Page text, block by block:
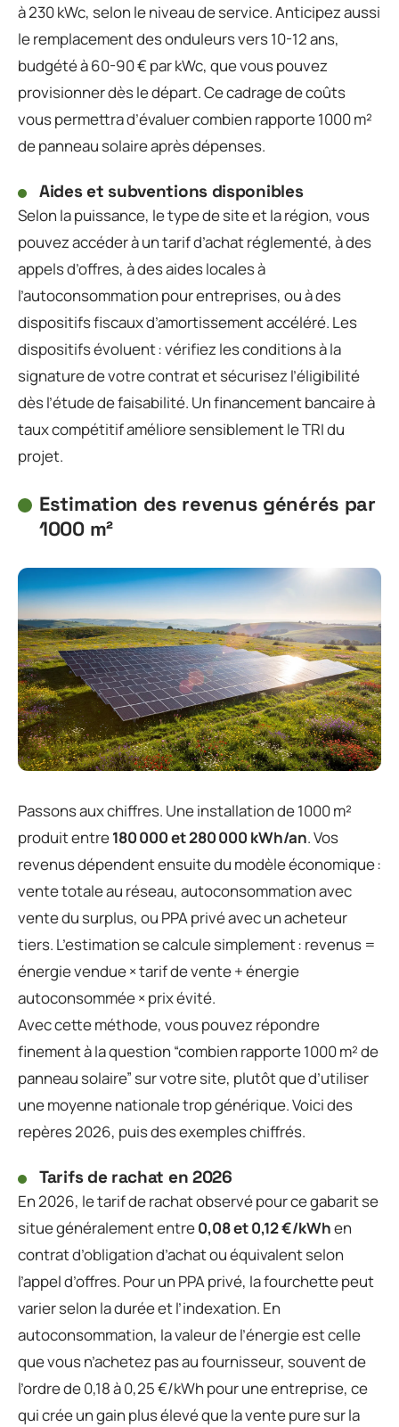
à 230 kWc, selon le niveau de service. Anticipez aussi
le remplacement des onduleurs vers 10-12 ans,
budgété à 60-90 € par kWc, que vous pouvez
provisionner dès le départ. Ce cadrage de coûts
vous permettra d’évaluer combien rapporte 1000 m²
de panneau solaire après dépenses.
Aides et subventions disponibles
Selon la puissance, le type de site et la région, vous
pouvez accéder à un tarif d’achat réglementé, à des
appels d’offres, à des aides locales à
l’autoconsommation pour entreprises, ou à des
dispositifs fiscaux d’amortissement accéléré. Les
dispositifs évoluent : vérifiez les conditions à la
signature de votre contrat et sécurisez l’éligibilité
dès l’étude de faisabilité. Un financement bancaire à
taux compétitif améliore sensiblement le TRI du
projet.
Estimation des revenus générés par
1000 m²
Passons aux chiffres. Une installation de 1000 m²
produit entre180 000 et 280 000 kWh/an. Vos
revenus dépendent ensuite du modèle économique :
vente totale au réseau, autoconsommation avec
vente du surplus, ou PPA privé avec un acheteur
tiers. L’estimation se calcule simplement : revenus =
énergie vendue × tarif de vente + énergie
autoconsommée × prix évité.
Avec cette méthode, vous pouvez répondre
finement à la question “combien rapporte 1000 m² de
panneau solaire” sur votre site, plutôt que d’utiliser
une moyenne nationale trop générique. Voici des
repères 2026, puis des exemples chiffrés.
Tarifs de rachat en 2026
En 2026, le tarif de rachat observé pour ce gabarit se
situe généralement entre0,08 et 0,12 €/kWhen
contrat d’obligation d’achat ou équivalent selon
l’appel d’offres. Pour un PPA privé, la fourchette peut
varier selon la durée et l’indexation. En
autoconsommation, la valeur de l’énergie est celle
que vous n’achetez pas au fournisseur, souvent de
l’ordre de 0,18 à 0,25 €/kWh pour une entreprise, ce
qui crée un gain plus élevé que la vente pure sur la